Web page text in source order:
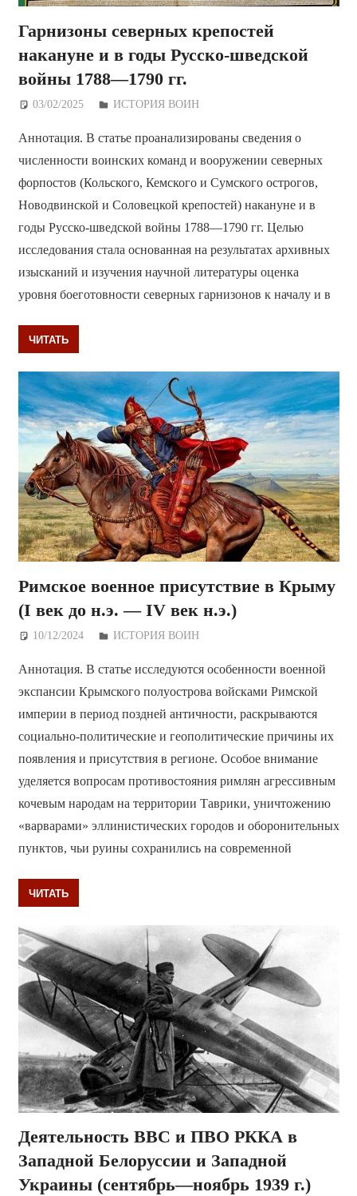
Гарнизоны северных крепостей
накануне и в годы Русско-шведской
войны 1788—1790 гг.
03/02/2025 Дежурный по Редакции
ИСТОРИЯ ВОИН
Аннотация. В статье проанализированы сведения о
численности воинских команд и вооружении северных
форпостов (Кольского, Кемского и Сумского острогов,
Новодвинской и Соловецкой крепостей) накануне и в
годы Русско-шведской войны 1788—1790 гг. Целью
исследования стала основанная на результатах архивных
изысканий и изучения научной литературы оценка
уровня боеготовности северных гарнизонов к началу и в
ЧИТАТЬ
Римское военное присутствие в Крыму
(I век до н.э. — IV век н.э.)
10/12/2024 Дежурный по Редакции
ИСТОРИЯ ВОИН
Аннотация. В статье исследуются особенности военной
экспансии Крымского полуострова войсками Римской
империи в период поздней античности, раскрываются
социально-политические и геополитические причины их
появления и присутствия в регионе. Особое внимание
уделяется вопросам противостояния римлян агрессивным
кочевым народам на территории Таврики, уничтожению
«варварами» эллинистических городов и оборонительных
пунктов, чьи руины сохранились на современной
ЧИТАТЬ
Деятельность ВВС и ПВО РККА в
Западной Белоруссии и Западной
Украины (сентябрь—ноябрь 1939 г.)